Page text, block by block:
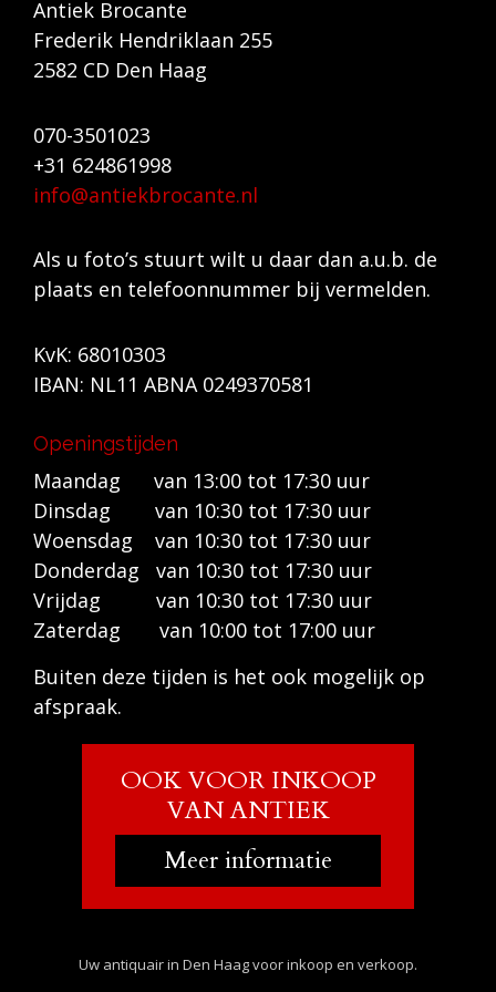
Antiek Brocante
Frederik Hendriklaan 255
2582 CD Den Haag
070-3501023
+31 624861998
info@antiekbrocante.nl
Als u foto’s stuurt wilt u daar dan a.u.b. de
plaats en telefoonnummer bij vermelden.
KvK: 68010303
IBAN: NL11 ABNA 0249370581
Openingstijden
Maandag van 13:00 tot 17:30 uur
Dinsdag van 10:30 tot 17:30 uur
Woensdag van 10:30 tot 17:30 uur
Donderdag van 10:30 tot 17:30 uur
Vrijdag van 10:30 tot 17:30 uur
Zaterdag van 10:00 tot 17:00 uur
Buiten deze tijden is het ook mogelijk op
afspraak.
OOK VOOR INKOOP
VAN ANTIEK
Meer informatie
Uw antiquair in Den Haag voor inkoop en verkoop.